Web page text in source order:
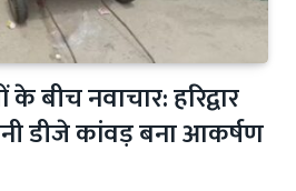
बीच नवाचार: हरिद्वार
डीजे कांवड़ बना आकर्षण